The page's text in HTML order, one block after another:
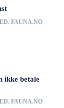
FAUNA.NO
ikke betale
FAUNA.NO